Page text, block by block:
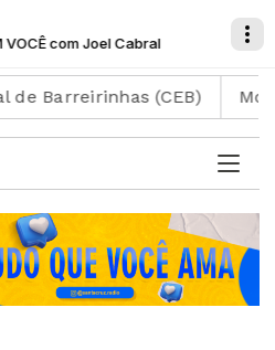
VOCÊ com Joel Cabral
(CEB) Motociclista